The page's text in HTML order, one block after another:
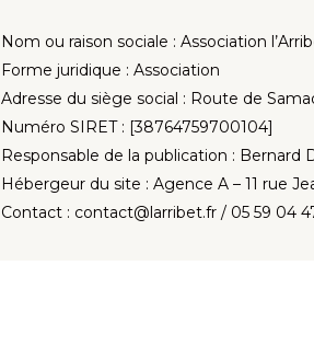
Nom ou raison sociale : Association
Forme juridique : Association
Adresse du siège social : Route de
Numéro SIRET : [38764759700104]
Responsable de la publication : Bernard
Hébergeur du site : Agence A – 11 rue
Contact : contact@larribet.fr / 05 59 04